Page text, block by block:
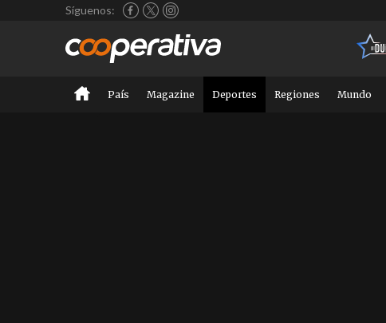
Síguenos:
País Magazine Deportes Regiones Mundo